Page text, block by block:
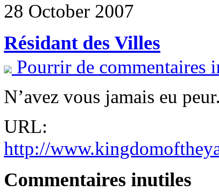
28 October 2007
Résidant des Villes
Pourrir de commentaires
N’avez vous jamais eu
URL:
http://
Commentaires inutiles